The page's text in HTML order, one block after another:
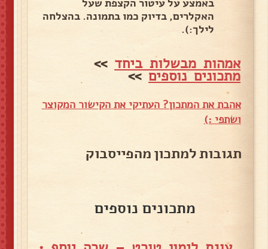
באמצע על עיטור הקצפת שעל
האקלרים, בדיוק כמו בתמונה. בהצלחה
לילך:).
אמהות מבשלות ביחד >>
מתכונים נוספים>>
אהבת את המתכון? העתיקי את הקישור המקוצר
ושתפי :)
תגובות למתכון מהפייסבוק
מתכונים נוספים